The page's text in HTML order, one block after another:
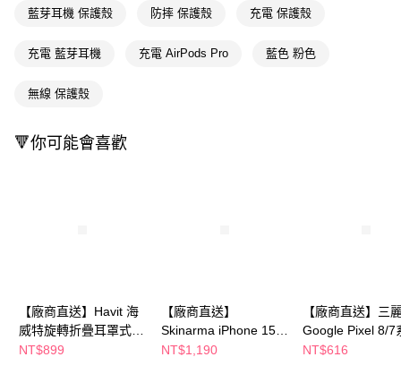
１．簡單：不需註冊會員、不需綁卡、不需儲值。
３．安心：先確認商品／服務後，再付款。
１．於結帳方式選擇「AFTEE先享後付」後，將跳轉至「AFTEE先享後付」
２．訂單成立數日內，您將收到繳費通知簡訊。
３．收到繳費通知簡訊後14天內，點擊此簡訊中的連結，可透過四大超商／
１．透過由恩沛科技股份有限公司提供之「AFTEE先享後付」服務完成之交
易，需依本服務之必要範圍內提供個人資料，並將交易相關給付款項請求債
權轉讓予恩沛科技股份有限公司。
２．關於個人資料處理事宜，請瀏覽以下網址：
每筆NT$100，滿NT$590(含以上)免運費
藍芽耳機 保護殼 防摔 保護殼 充電 保護殼
充電 藍芽耳機 充電 AirPods Pro 藍色 粉色
無線 保護殼
🔻你可能會喜歡
【廠商直送】Havit 海
威特旋轉折疊耳罩式耳
機(H612BT PRO)-多
NT$899
【廠商直送】
Skinarma iPhone 15
Pro Spunk 磁吸充電支
NT$1,190
【廠商直送】三
Google Pixel 8/7
防震雙料水晶彩
NT$616